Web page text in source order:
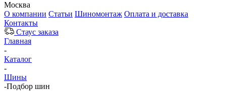
Москва
О компании Статьи Шиномонтаж Оплата и доставка
Контакты
Стаус заказа
Главная
-
Каталог
-
Шины
-Подбор шин